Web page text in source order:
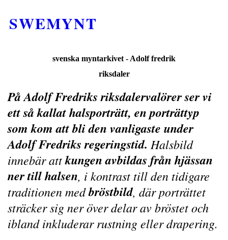
SWEMYNT
svenska myntarkivet - Adolf fredrik
riksdaler
På Adolf Fredriks riksdalervalörer ser vi
ett så kallat halsporträtt, en porträttyp
som kom att bli den vanligaste under
Adolf Fredriks regeringstid. Halsbild
innebär attkungen avbildas från hjässan
ner till halsen, i kontrast till den tidigare
traditionen medbröstbild, där porträttet
sträcker sig ner över delar av bröstet och
ibland inkluderar rustning eller drapering.